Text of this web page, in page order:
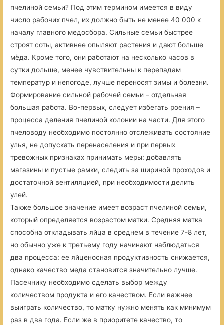
пчелиной семьи? Под этим термином имеется в виду
число рабочих пчел, их должно быть не менее 40 000 к
началу главного медосбора. Сильные семьи быстрее
строят соты, активнее опыляют растения и дают больше
мёда. Кроме того, они работают на несколько часов в
сутки дольше, менее чувствительны к перепадам
температур и непогоде, лучше переносят зимы и болезни.
Формирование сильной рабочей семьи – отдельная
большая работа. Во-первых, следует избегать роения –
процесса деления пчелиной колонии на части. Для этого
пчеловоду необходимо постоянно отслеживать состояние
улья, не допускать перенаселения и при первых
тревожных признаках принимать меры: добавлять
магазины и пустые рамки, следить за шириной проходов и
достаточной вентиляцией, при необходимости делить
улей.
Также большое значение имеет возраст пчелиной семьи,
который определяется возрастом матки. Средняя матка
способна откладывать яйца в среднем в течение 7-8 лет,
но обычно уже к третьему году начинают наблюдаться
два процесса: ее яйценосная продуктивность снижается,
однако качество меда становится значительно лучше.
Пасечнику необходимо сделать выбор между
количеством продукта и его качеством. Если важнее
выиграть количество, то матку нужно менять как минимум
раз в два года. Если же в приоритете качество, то